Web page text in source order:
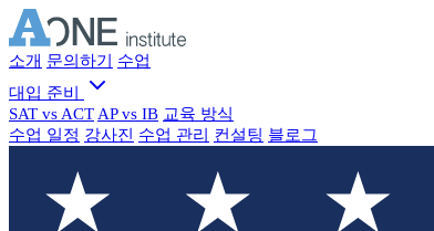
소개 문의하기
수업
대입 준비
SAT vs ACT AP vs IB 교육 방식
수업 일정 강사진 수업 관리 컨설팅 블로그